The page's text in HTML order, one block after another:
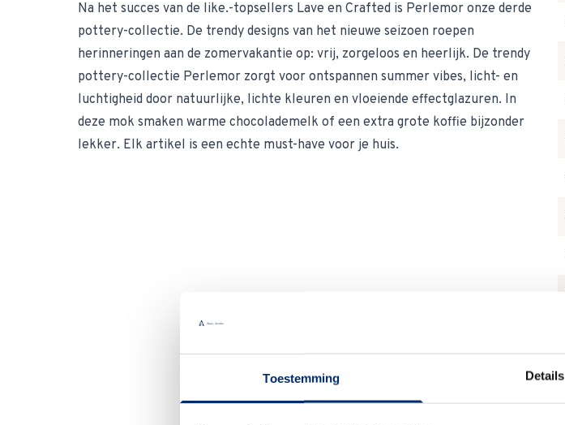
Toestemming Details
Na het succes van de like.-topsellers Lave en Crafted is Perlemor onze derde
pottery-collectie. De trendy designs van het nieuwe seizoen roepen
herinneringen aan de zomervakantie op: vrij, zorgeloos en heerlijk. De trendy
pottery-collectie Perlemor zorgt voor ontspannen summer vibes, licht- en
luchtigheid door natuurlijke, lichte kleuren en vloeiende effectglazuren. In
deze mok smaken warme chocolademelk of een extra grote koffie bijzonder
lekker. Elk artikel is een echte must-have voor je huis.